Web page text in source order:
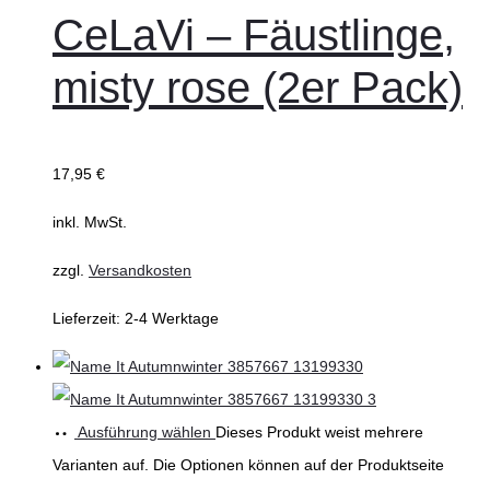
CeLaVi – Fäustlinge,
misty rose (2er Pack)
17,95 €
inkl. MwSt.
zzgl. Versandkosten
Lieferzeit: 2-4 Werktage
Ausführung wählen Dieses Produkt weist mehrere
Varianten auf. Die Optionen können auf der Produktseite